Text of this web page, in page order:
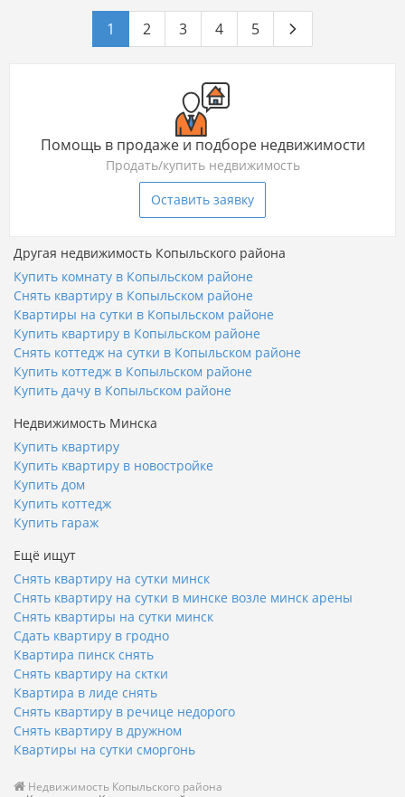
1 2 3 4 5
Помощь в продаже и подборе недвижимости
Продать/купить недвижимость
Оставить заявку
Другая недвижимость Копыльского района
Купить комнату в Копыльском районе
Снять квартиру в Копыльском районе
Квартиры на сутки в Копыльском районе
Купить квартиру в Копыльском районе
Снять коттедж на сутки в Копыльском районе
Купить коттедж в Копыльском районе
Купить дачу в Копыльском районе
Недвижимость Минска
Купить квартиру
Купить квартиру в новостройке
Купить дом
Купить коттедж
Купить гараж
Ещё ищут
Снять квартиру на сутки минск
Снять квартиру на сутки в минске возле минск арены
Снять квартиры на сутки минск
Сдать квартиру в гродно
Квартира пинск снять
Снять квартиру на сктки
Квартира в лиде снять
Снять квартиру в речице недорого
Снять квартиру в дружном
Квартиры на сутки сморгонь
Недвижимость Копыльского района